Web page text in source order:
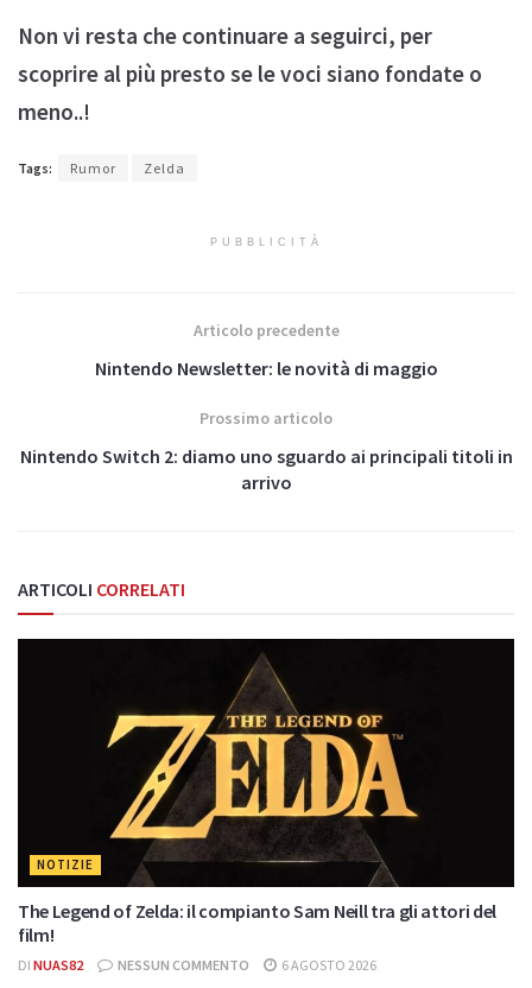
Non vi resta che continuare a seguirci, per
scoprire al più presto se le voci siano fondate o
meno..!
Tags: Rumor Zelda
PUBBLICITÀ
Articolo precedente
Nintendo Newsletter: le novità di maggio
Prossimo articolo
Nintendo Switch 2: diamo uno sguardo ai principali titoli in
arrivo
ARTICOLI CORRELATI
NOTIZIE
The Legend of Zelda: il compianto Sam Neill tra gli attori del
film!
DI NUAS82 NESSUN COMMENTO 6 AGOSTO 2026